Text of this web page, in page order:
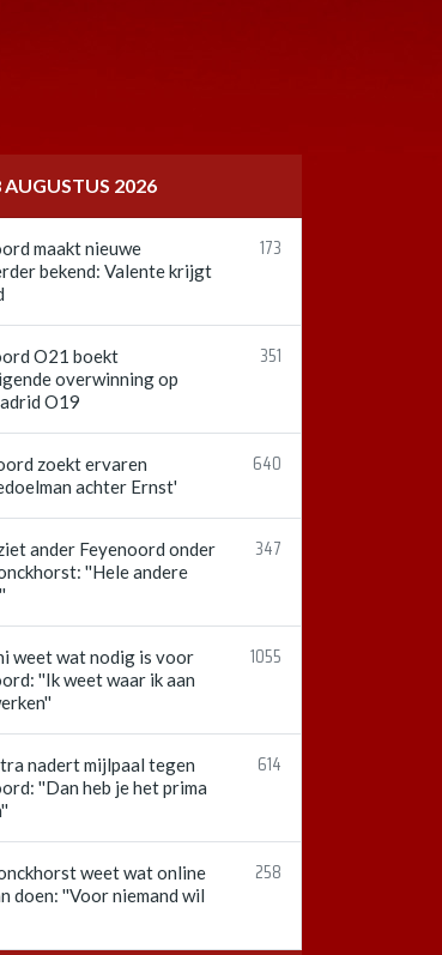
AUGUSTUS 2026
maakt nieuwe
bekend: Valente krijgt
173
O21 boekt
overwinning op
O19
351
zoekt ervaren
achter Ernst'
640
ander Feyenoord onder
''Hele andere
347
weet wat nodig is voor
''Ik weet waar ik aan
1055
nadert mijlpaal tegen
''Dan heb je het prima
614
weet wat online
doen: ''Voor niemand wil
258